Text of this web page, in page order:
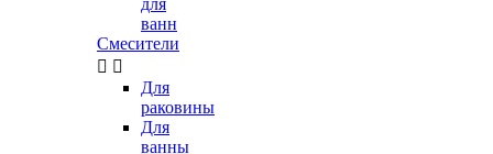
для
ванн
Смесители
 
Для
раковины
Для
ванны